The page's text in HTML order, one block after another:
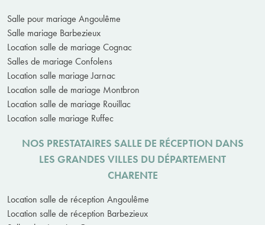
Salle pour mariage Angoulême
Salle mariage Barbezieux
Location salle de mariage Cognac
Salles de mariage Confolens
Location salle mariage Jarnac
Location salle de mariage Montbron
Location salle de mariage Rouillac
Location salle mariage Ruffec
NOS PRESTATAIRES SALLE DE RÉCEPTION DANS
LES GRANDES VILLES DU DÉPARTEMENT
CHARENTE
Location salle de réception Angoulême
Location salle de réception Barbezieux